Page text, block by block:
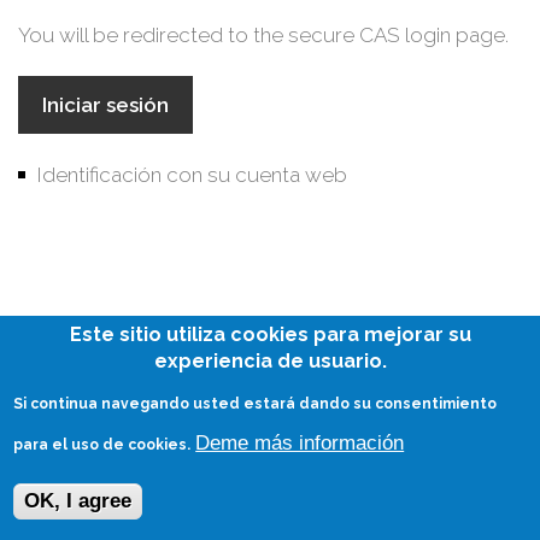
You will be redirected to the secure CAS login page.
Identificación con su cuenta web
Este sitio utiliza cookies para mejorar su
experiencia de usuario.
Si continua navegando usted estará dando su consentimiento
para el uso de cookies. Deme más información
OK, I agree